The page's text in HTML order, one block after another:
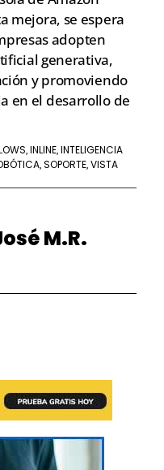
mejora, se espera
adopten
generativa,
y promoviendo
en el desarrollo de
,INLINE ,INTELIGENCIA
,SOPORTE ,VISTA
M.R.